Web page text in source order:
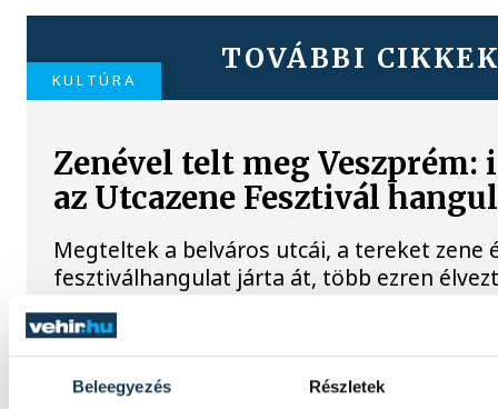
Beleegyezés Részletek
TOVÁBBI CIKKEK
KULTÚRA
Zenével telt meg
az Utcazene Fesztivál
Megteltek a belváros utcái, a tereket zene
fesztiválhangulat járta át, több ezren
Utcazene Fesztivál programjait. A vehir.hu
helyszínen forgatott, hogy megmutassuk
nyári arcát.